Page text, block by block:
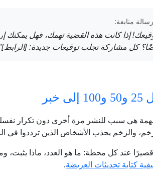
متابعة:
إذا كانت هذه القضية تهمك، فهل
كل مشاركة تجلب توقيعات جديدة:
خبر
والزخم يجذب الأشخاص الذين ترددوا في
قصيرًا عند كل محطة: ما هو العدد، ماذا
كتابة تحديثات العريضة.